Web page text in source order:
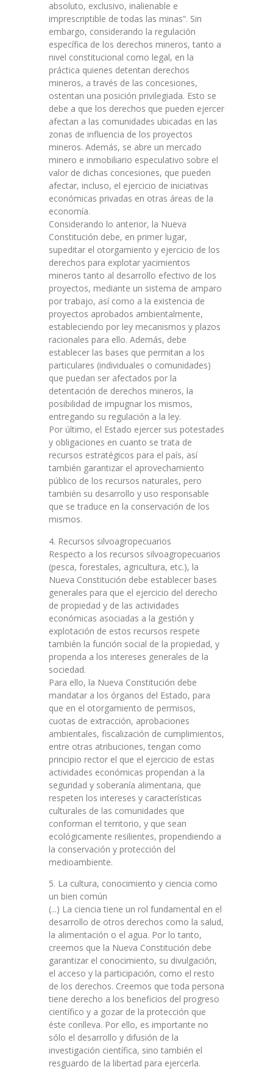
absoluto, exclusivo, inalienable e
imprescriptible de todas las minas”. Sin
embargo, considerando la regulación
específica de los derechos mineros, tanto a
nivel constitucional como legal, en la
práctica quienes detentan derechos
mineros, a través de las concesiones,
ostentan una posición privilegiada. Esto se
debe a que los derechos que pueden ejercer
afectan a las comunidades ubicadas en las
zonas de influencia de los proyectos
mineros. Además, se abre un mercado
minero e inmobiliario especulativo sobre el
valor de dichas concesiones, que pueden
afectar, incluso, el ejercicio de iniciativas
económicas privadas en otras áreas de la
economía.
Considerando lo anterior, la Nueva
Constitución debe, en primer lugar,
supeditar el otorgamiento y ejercicio de los
derechos para explotar yacimientos
mineros tanto al desarrollo efectivo de los
proyectos, mediante un sistema de amparo
por trabajo, así como a la existencia de
proyectos aprobados ambientalmente,
estableciendo por ley mecanismos y plazos
racionales para ello. Además, debe
establecer las bases que permitan a los
particulares (individuales o comunidades)
que puedan ser afectados por la
detentación de derechos mineros, la
posibilidad de impugnar los mismos,
entregando su regulación a la ley.
Por último, el Estado ejercer sus potestades
y obligaciones en cuanto se trata de
recursos estratégicos para el país, así
también garantizar el aprovechamiento
público de los recursos naturales, pero
también su desarrollo y uso responsable
que se traduce en la conservación de los
mismos.
4. Recursos silvoagropecuarios
Respecto a los recursos silvoagropecuarios
(pesca, forestales, agricultura, etc.), la
Nueva Constitución debe establecer bases
generales para que el ejercicio del derecho
de propiedad y de las actividades
económicas asociadas a la gestión y
explotación de estos recursos respete
también la función social de la propiedad, y
propenda a los intereses generales de la
sociedad.
Para ello, la Nueva Constitución debe
mandatar a los órganos del Estado, para
que en el otorgamiento de permisos,
cuotas de extracción, aprobaciones
ambientales, fiscalización de cumplimientos,
entre otras atribuciones, tengan como
principio rector el que el ejercicio de estas
actividades económicas propendan a la
seguridad y soberanía alimentaria, que
respeten los intereses y características
culturales de las comunidades que
conforman el territorio, y que sean
ecológicamente resilientes, propendiendo a
la conservación y protección del
medioambiente.
5. La cultura, conocimiento y ciencia como
un bien común
(...) La ciencia tiene un rol fundamental en el
desarrollo de otros derechos como la salud,
la alimentación o el agua. Por lo tanto,
creemos que la Nueva Constitución debe
garantizar el conocimiento, su divulgación,
el acceso y la participación, como el resto
de los derechos. Creemos que toda persona
tiene derecho a los beneficios del progreso
científico y a gozar de la protección que
éste conlleva. Por ello, es importante no
sólo el desarrollo y difusión de la
investigación científica, sino también el
resguardo de la libertad para ejercerla.